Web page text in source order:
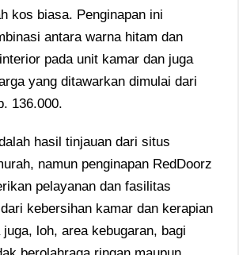
kos biasa. Penginapan ini
antara warna hitam dan
pada unit kamar dan juga
yang ditawarkan dimulai dari
136.000.
hasil tinjauan dari situs
namun penginapan RedDoorz
pelayanan dan fasilitas
kebersihan kamar dan kerapian
loh, area kebugaran, bagi